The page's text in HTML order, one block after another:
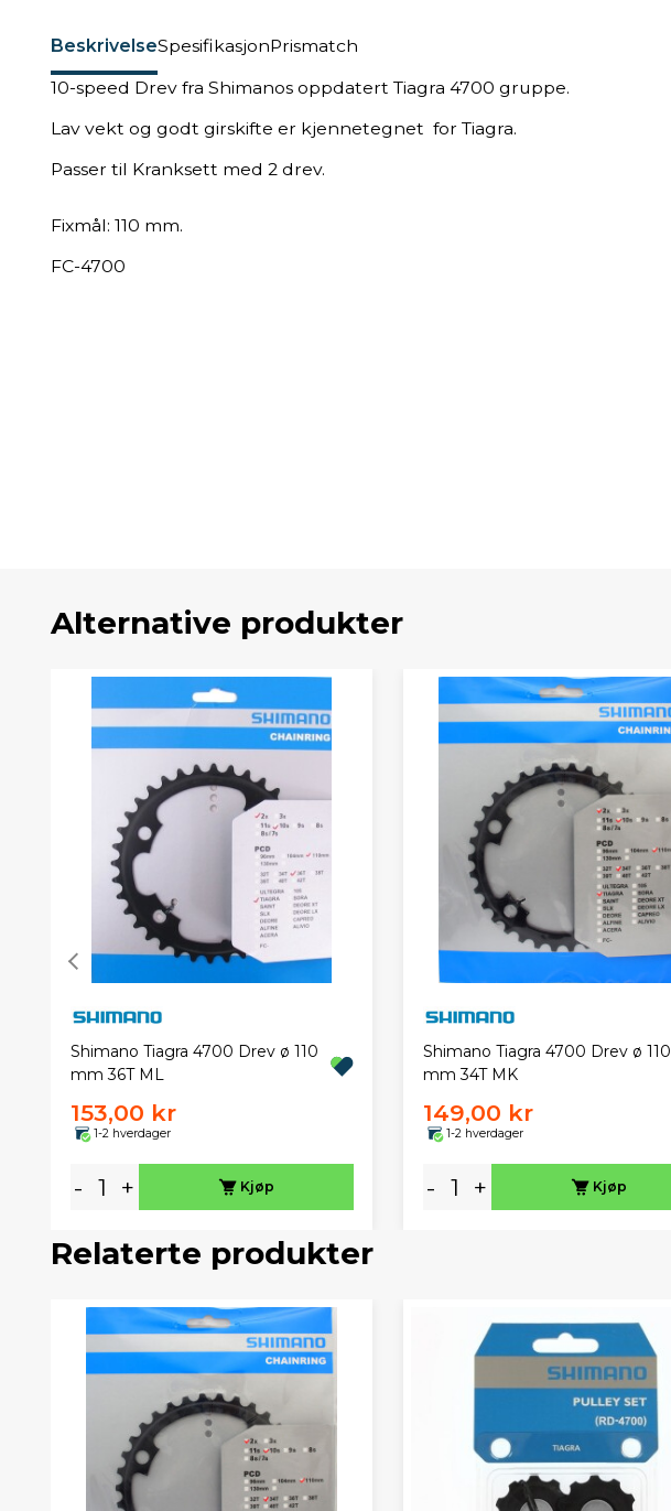
BeskrivelseSpesifikasjonPrismatch
10-speed Drev fra Shimanos oppdatert Tiagra 4700 gruppe.
Lav vekt og godt girskifte er kjennetegnet for Tiagra.
Passer til Kranksett med 2 drev.
Fixmål: 110 mm.
FC-4700
Alternative produkter
Shimano Tiagra 4700 Drev ø 110
mm 36T ML
153,00 kr
1-2 hverdager
- + Kjøp
Shimano Tiagra 4700 Drev ø 110
mm 34T MK
149,00 kr
1-2 hverdager
- + Kjøp
Relaterte produkter